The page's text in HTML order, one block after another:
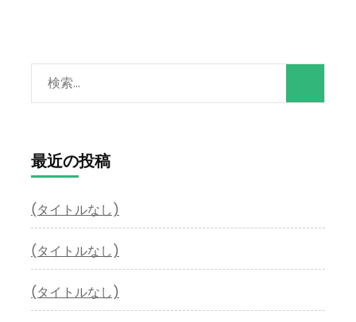
検
索:
最近の投稿
(タイトルなし)
(タイトルなし)
(タイトルなし)